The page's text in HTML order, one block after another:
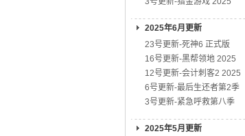
2025年6月更新
23号更新-死神6 正式版
16号更新-黑帮领地 2025
12号更新-会计刺客2 2025
6号更新-最后生还者第2季
3号更新-紧急呼救第八季
2025年5月更新